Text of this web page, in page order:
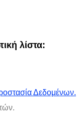
λίστα:
Δεδομένων.